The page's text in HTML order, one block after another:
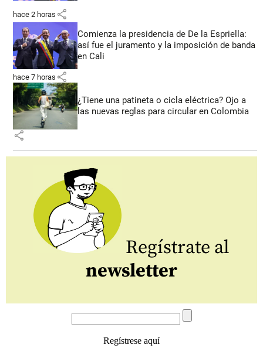
hace 2 horas share
Comienza la presidencia de De la Espriella:
así fue el juramento y la imposición de banda
en Cali
hace 7 horas share
¿Tiene una patineta o cicla eléctrica? Ojo a
las nuevas reglas para circular en Colombia
share
Regístrate al
newsletter
Regístrese aquí